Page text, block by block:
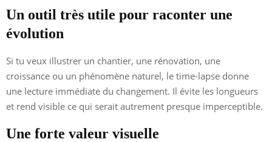
Un outil très utile pour raconter une
évolution
Si tu veux illustrer un chantier, une rénovation, une
croissance ou un phénomène naturel, le time-lapse donne
une lecture immédiate du changement. Il évite les longueurs
et rend visible ce qui serait autrement presque imperceptible.
Une forte valeur visuelle